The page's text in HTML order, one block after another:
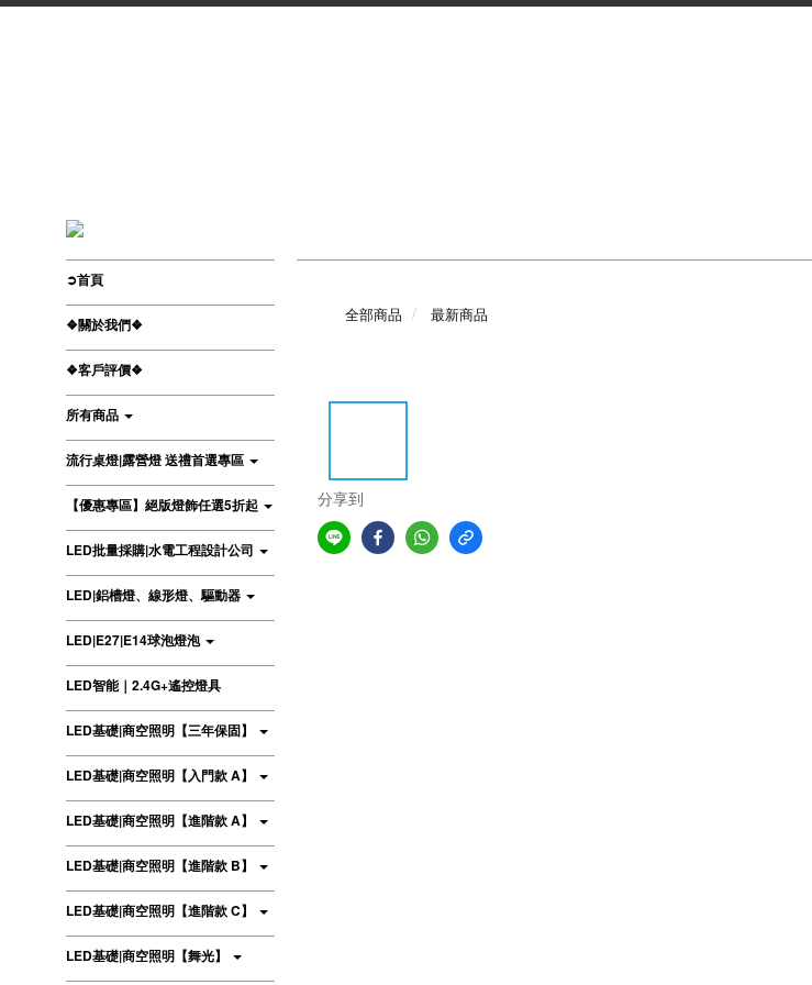
➲首頁
❖關於我們❖
❖客戶評價❖
所有商品
流行桌燈|露營燈 送禮首選專區
【優惠專區】絕版燈飾任選5折起
LED批量採購|水電工程設計公司
LED|鋁槽燈、線形燈、驅動器
LED|E27|E14球泡燈泡
LED智能｜2.4G+遙控燈具
LED基礎|商空照明【三年保固】
LED基礎|商空照明【入門款 A】
LED基礎|商空照明【進階款 A】
LED基礎|商空照明【進階款 B】
LED基礎|商空照明【進階款 C】
LED基礎|商空照明【舞光】
全部商品 最新商品
分享到